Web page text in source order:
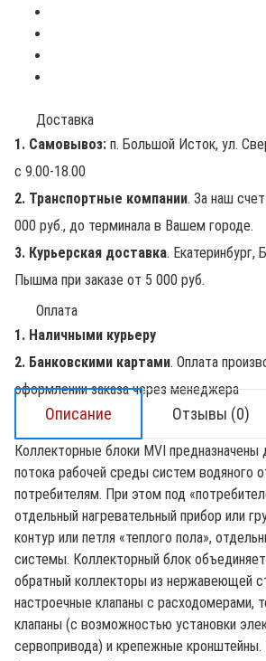
Доставка
1. Самовывоз: п. Большой Исток, ул.
с 9.00-18.00
2. Транспортные компании. За наш
000 руб., до терминала в Вашем городе.
3. Курьерская доставка. Екатеринбург,
Пышма при заказе от 5 000 руб.
Оплата
1. Наличными курьеру
2. Банковскими картами. Оплата
оформлении заказа через менеджера
Описание Отзывы (0)
Коллекторные блоки MVI предназначены
потока рабочей среды систем водяного
потребителям. При этом под
отдельный нагревательный прибор или
контур или петля «теплого пола»,
системы. Коллекторный блок
обратный коллекторы из нержавеющей
настроечные клапаны c расходомерами,
клапаны (с возможностью установки
сервопривода) и крепежные